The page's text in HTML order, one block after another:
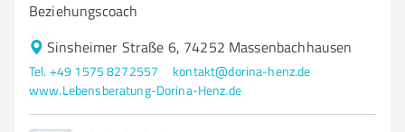
Beziehungscoach
Sinsheimer Straße 6, 74252 Massenbachhausen
Tel. +49 1575 8272557
kontakt@dorina-henz.de
www.Lebensberatung-Dorina-Henz.de